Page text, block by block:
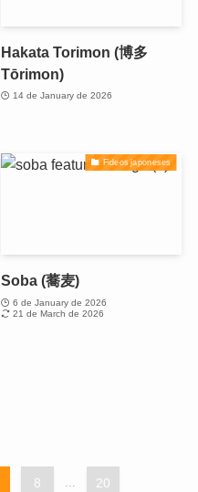
Hakata Torimon (博多
Tōrimon)
14 de January de 2026
Fideos japoneses
Soba (蕎麦)
6 de January de 2026
21 de March de 2026
8 ... 20